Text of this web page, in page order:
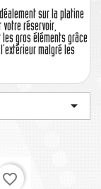
sur la platine
réservoir,
gros éléments grâce
malgré les

favorite_border